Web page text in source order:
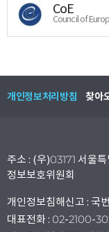
CoE
Council of
개인정보처리방침 찾아
주소 : (우)03171 서울
정보보호위원회
개인정보침해신고 : 국
대표전화 : 02-2100-